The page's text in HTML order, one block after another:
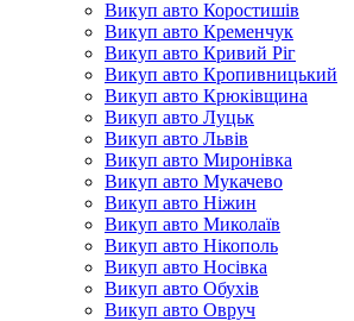
Викуп авто Коростишів
Викуп авто Кременчук
Викуп авто Кривий Ріг
Викуп авто Кропивницький
Викуп авто Крюківщина
Викуп авто Луцьк
Викуп авто Львів
Викуп авто Миронівка
Викуп авто Мукачево
Викуп авто Ніжин
Викуп авто Миколаїв
Викуп авто Нікополь
Викуп авто Носівка
Викуп авто Обухів
Викуп авто Овруч